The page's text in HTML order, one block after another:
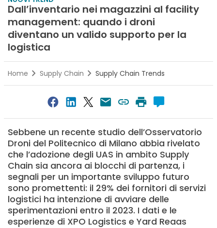
Dall’inventario nei magazzini al facility
management: quando i droni
diventano un valido supporto per la
logistica
Home Supply Chain Supply Chain Trends
Sebbene un recente studio dell’Osservatorio
Droni del Politecnico di Milano abbia rivelato
che l’adozione degli UAS in ambito Supply
Chain sia ancora ai blocchi di partenza, i
segnali per un importante sviluppo futuro
sono promettenti: il 29% dei fornitori di servizi
logistici ha intenzione di avviare delle
sperimentazioni entro il 2023. I dati e le
esperienze di XPO Logistics e Yard Reaas